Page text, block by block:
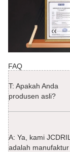
FAQ
T: Apakah Anda
produsen asli?
A: Ya, kami
adalah manufaktur